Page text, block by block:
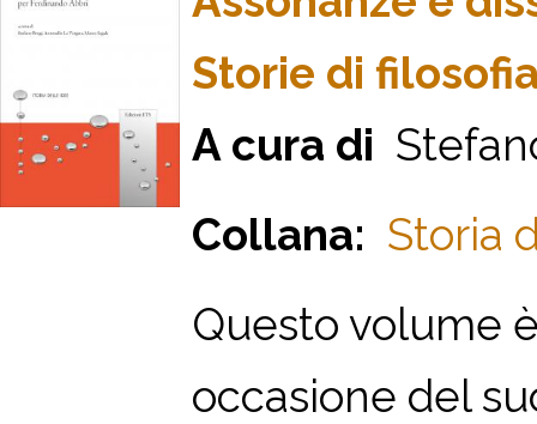
Storie di
A cura di
Collana: Storia
Questo volume
occasione del